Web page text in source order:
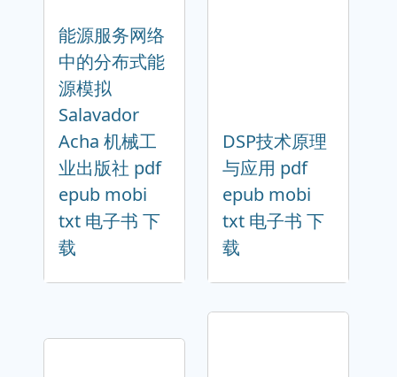
能源服务网络
中的分布式能
源模拟
Salavador
Acha 机械工
业出版社 pdf
epub mobi
txt 电子书 下
载
DSP技术原理
与应用 pdf
epub mobi
txt 电子书 下
载